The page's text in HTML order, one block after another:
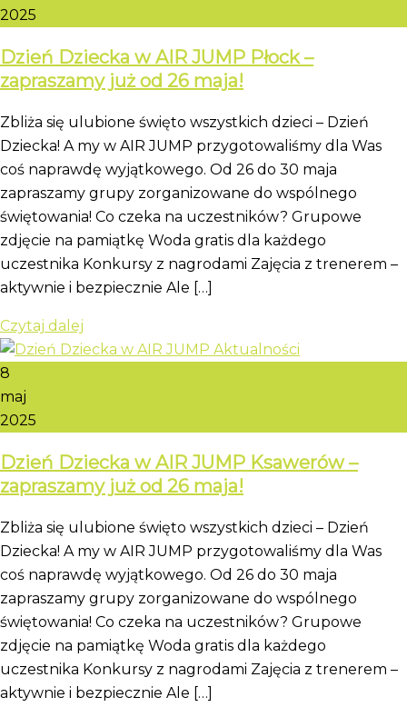
2025
Dzień Dziecka w AIR JUMP Płock –
zapraszamy już od 26 maja!
Zbliża się ulubione święto wszystkich dzieci – Dzień
Dziecka! A my w AIR JUMP przygotowaliśmy dla Was
coś naprawdę wyjątkowego. Od 26 do 30 maja
zapraszamy grupy zorganizowane do wspólnego
świętowania! Co czeka na uczestników? Grupowe
zdjęcie na pamiątkę Woda gratis dla każdego
uczestnika Konkursy z nagrodami Zajęcia z trenerem –
aktywnie i bezpiecznie Ale […]
Czytaj dalej
8
maj
2025
Dzień Dziecka w AIR JUMP Ksawerów –
zapraszamy już od 26 maja!
Zbliża się ulubione święto wszystkich dzieci – Dzień
Dziecka! A my w AIR JUMP przygotowaliśmy dla Was
coś naprawdę wyjątkowego. Od 26 do 30 maja
zapraszamy grupy zorganizowane do wspólnego
świętowania! Co czeka na uczestników? Grupowe
zdjęcie na pamiątkę Woda gratis dla każdego
uczestnika Konkursy z nagrodami Zajęcia z trenerem –
aktywnie i bezpiecznie Ale […]